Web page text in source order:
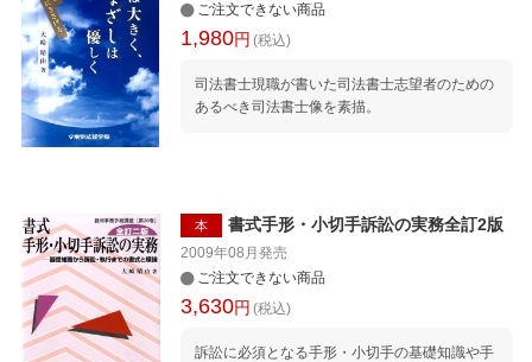
した関係者必読の書！ 序 章 税制改正の経緯
と概要 第1章 不動産登記総論（17ケース） 第
所有権に関する登記（21ケース） 第4章 相
続・遺贈に関する登記（22ケース） 第5章 用
（8ケース） 第10章 仮登記（4ケース） 第11
章 登記名義人表題変更登記（3ケース）
ご注文できない商品
1,980円 (税込)
司法書士現職が書いた司法書士志望者のための
あるべき司法書士像を素描。
本 書式手形・小切手訴訟の実務全訂2版
2009年08月 発売
ご注文できない商品
3,630円 (税込)
訴訟に必須となる手形・小切手の基礎知識や手